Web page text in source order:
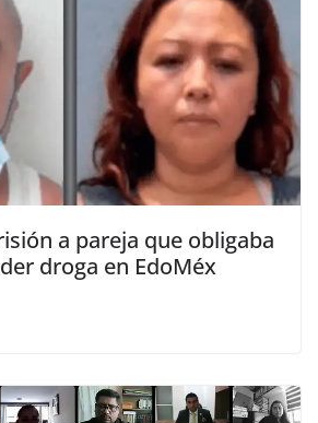
a pareja que obligaba
droga en EdoMéx